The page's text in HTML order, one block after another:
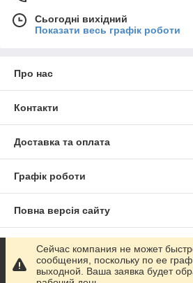
Сьогодні вихідний
Показати весь графік роботи
Про нас
Контакти
Доставка та оплата
Графік роботи
Повна версія сайту
Сайт створено на маркетплейсі
Політика конфіденційності
Сейчас компания не может
сообщения, поскольку по ее
выходной. Ваша заявка будет